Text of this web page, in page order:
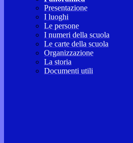
Presentazione
I luoghi
Le persone
I numeri della scuola
Le carte della scuola
Organizzazione
La storia
Documenti utili